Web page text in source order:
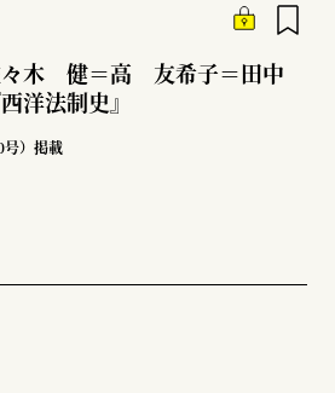
々木 健＝高 友希子＝田中
洋法制史』
）掲載